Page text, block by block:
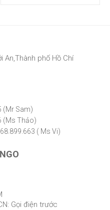
An,Thành phố Hồ Chí
(Mr Sam)
(Ms Thảo)
( Ms Vi)
Gọi điện trước